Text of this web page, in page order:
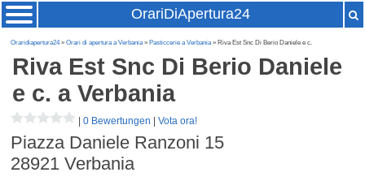
OrariDiApertura24
Oraridiapertura24»Orari di apertura a Verbania» Pasticcerie a Verbania» Riva Est Snc Di Berio Daniele e c.
Riva Est Snc Di Berio Daniele
e c. a Verbania
|0 Bewertungen |Vota ora!
Piazza Daniele Ranzoni 15
28921 Verbania